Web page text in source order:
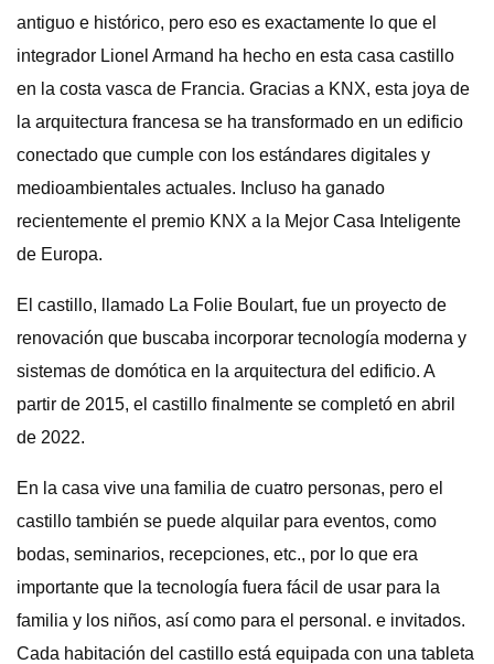
antiguo e histórico, pero eso es exactamente lo que el
integrador Lionel Armand ha hecho en esta casa castillo
en la costa vasca de Francia. Gracias a KNX, esta joya de
la arquitectura francesa se ha transformado en un edificio
conectado que cumple con los estándares digitales y
medioambientales actuales. Incluso ha ganado
recientemente el premio KNX a la Mejor Casa Inteligente
de Europa.
El castillo, llamado La Folie Boulart, fue un proyecto de
renovación que buscaba incorporar tecnología moderna y
sistemas de domótica en la arquitectura del edificio. A
partir de 2015, el castillo finalmente se completó en abril
de 2022.
En la casa vive una familia de cuatro personas, pero el
castillo también se puede alquilar para eventos, como
bodas, seminarios, recepciones, etc., por lo que era
importante que la tecnología fuera fácil de usar para la
familia y los niños, así como para el personal. e invitados.
Cada habitación del castillo está equipada con una tableta